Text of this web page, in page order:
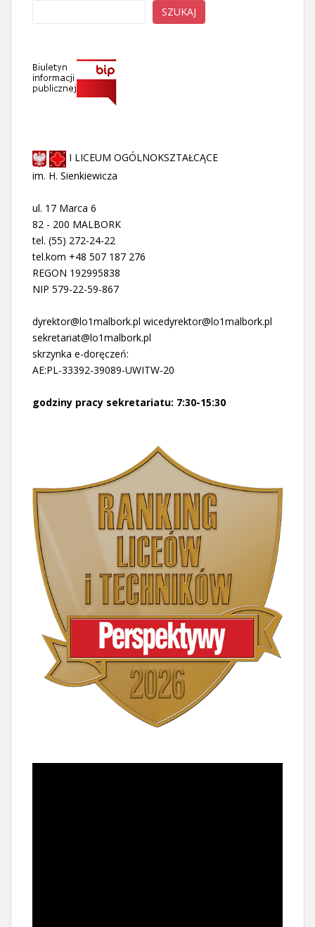
SZUKAJ
I LICEUM OGÓLNOKSZTAŁCĄCE
im. H. Sienkiewicza
ul. 17 Marca 6
82 - 200 MALBORK
tel. (55) 272-24-22
tel.kom +48 507 187 276
REGON 192995838
NIP 579-22-59-867
dyrektor@lo1malbork.pl wicedyrektor@lo1malbork.pl
sekretariat@lo1malbork.pl
skrzynka e-doręczeń:
AE:PL-33392-39089-UWITW-20
godziny pracy sekretariatu: 7:30-15:30